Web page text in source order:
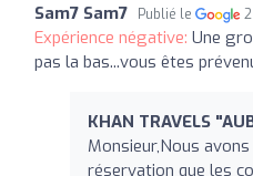
Sam7 Sam7 Publié le
Expérience négative: Une
pas la bas...vous êtes
KHAN TRAVELS
Monsieur,Nous
réservation que les